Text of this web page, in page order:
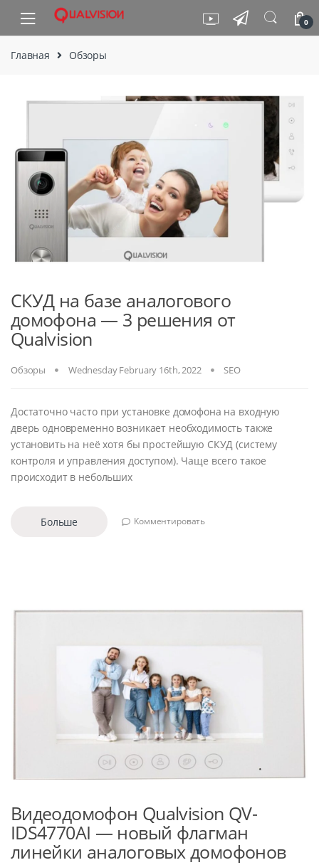
Skip to navigation
Skip to content
0
Главная Обзоры
СКУД на базе аналогового
домофона — 3 решения от
Qualvision
Обзоры Wednesday February 16th, 2022 SEO
Достаточно часто при установке домофона на входную
дверь одновременно возникает необходимость также
установить на неё хотя бы простейшую СКУД (систему
контроля и управления доступом). Чаще всего такое
происходит в небольших
Больше Комментировать
Видеодомофон Qualvision QV-
IDS4770AI — новый флагман
линейки аналоговых домофонов